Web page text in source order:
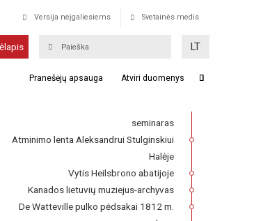
Versija neįgaliesiems Svetainės medis
LT
Pranešėjų apsauga Atviri duomenys
Elmhersto Šv. Marijos vilos
seminaras
Atminimo lenta Aleksandrui Stulginskiui
Halėje
Vytis Heilsbrono abatijoje
Kanados lietuvių muziejus-archyvas
De Watteville pulko pėdsakai 1812 m.